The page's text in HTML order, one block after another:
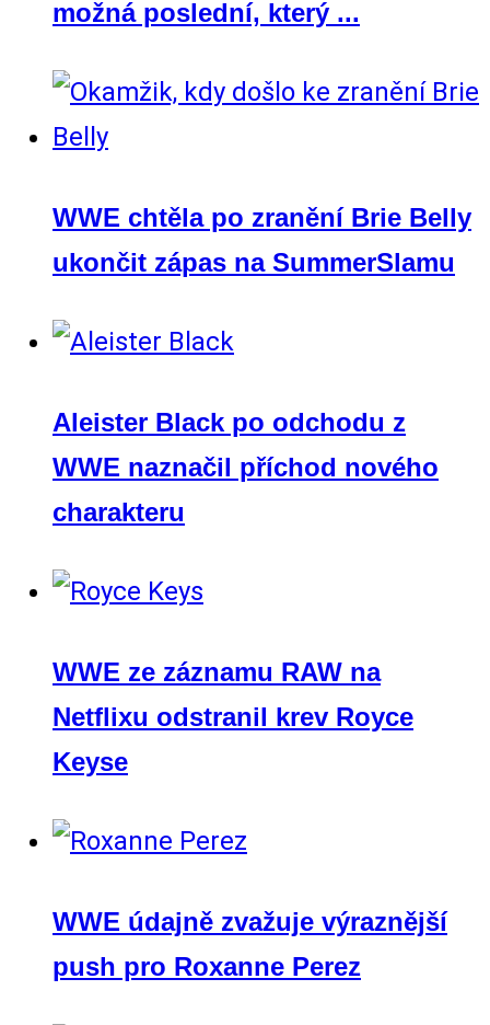
možná poslední, který ...
WWE chtěla po zranění Brie Belly
ukončit zápas na SummerSlamu
Aleister Black po odchodu z
WWE naznačil příchod nového
charakteru
WWE ze záznamu RAW na
Netflixu odstranil krev Royce
Keyse
WWE údajně zvažuje výraznější
push pro Roxanne Perez